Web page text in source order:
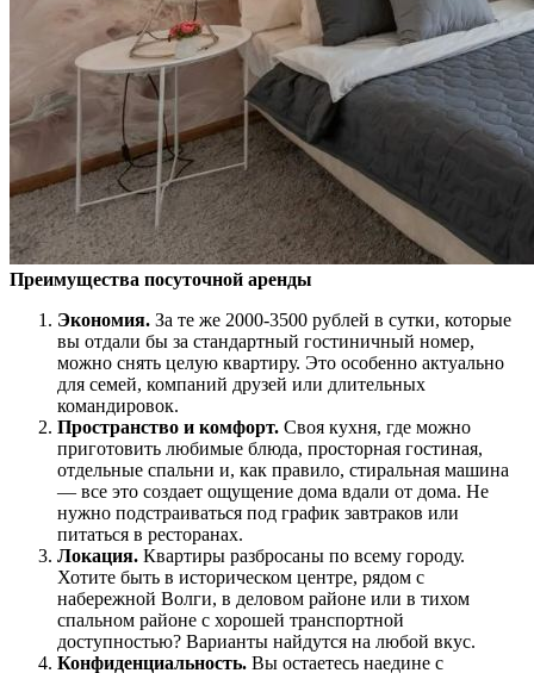
Преимущества посуточной аренды
Экономия. За те же 2000-3500 рублей в сутки, которые
вы отдали бы за стандартный гостиничный номер,
можно снять целую квартиру. Это особенно актуально
для семей, компаний друзей или длительных
командировок.
Пространство и комфорт. Своя кухня, где можно
приготовить любимые блюда, просторная гостиная,
отдельные спальни и, как правило, стиральная машина
— все это создает ощущение дома вдали от дома. Не
нужно подстраиваться под график завтраков или
питаться в ресторанах.
Локация. Квартиры разбросаны по всему городу.
Хотите быть в историческом центре, рядом с
набережной Волги, в деловом районе или в тихом
спальном районе с хорошей транспортной
доступностью? Варианты найдутся на любой вкус.
Конфиденциальность. Вы остаетесь наедине с